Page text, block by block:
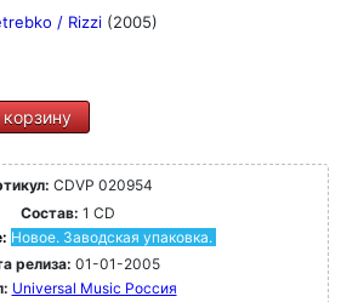
/ Rizzi (2005)
CDVP 020954
Состав: 1 CD
Новое. Заводская упаковка.
релиза: 01-01-2005
Universal Music Россия